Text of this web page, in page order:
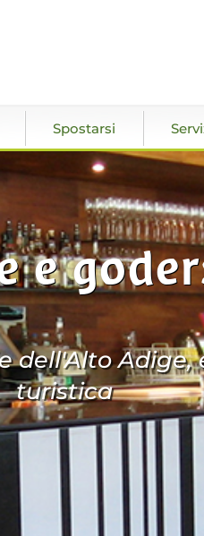
Spostarsi
e
dell'Alto
turistica